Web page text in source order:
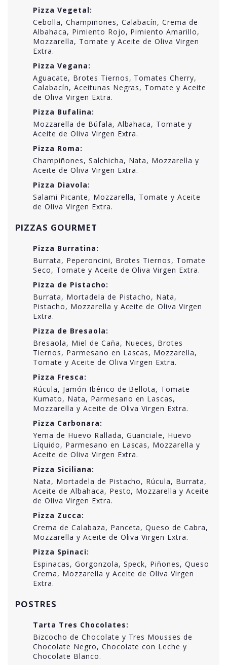
Pizza Vegetal:
Cebolla, Champiñones, Calabacín, Crema de
Albahaca, Pimiento Rojo, Pimiento Amarillo,
Mozzarella, Tomate y Aceite de Oliva Virgen
Extra.
Pizza Vegana:
Aguacate, Brotes Tiernos, Tomates Cherry,
Calabacín, Aceitunas Negras, Tomate y Aceite
de Oliva Virgen Extra.
Pizza Bufalina:
Mozzarella de Búfala, Albahaca, Tomate y
Aceite de Oliva Virgen Extra.
Pizza Roma:
Champiñones, Salchicha, Nata, Mozzarella y
Aceite de Oliva Virgen Extra.
Pizza Diavola:
Salami Picante, Mozzarella, Tomate y Aceite
de Oliva Virgen Extra.
PIZZAS GOURMET
Pizza Burratina:
Burrata, Peperoncini, Brotes Tiernos, Tomate
Seco, Tomate y Aceite de Oliva Virgen Extra.
Pizza de Pistacho:
Burrata, Mortadela de Pistacho, Nata,
Pistacho, Mozzarella y Aceite de Oliva Virgen
Extra.
Pizza de Bresaola:
Bresaola, Miel de Caña, Nueces, Brotes
Tiernos, Parmesano en Lascas, Mozzarella,
Tomate y Aceite de Oliva Virgen Extra.
Pizza Fresca:
Rúcula, Jamón Ibérico de Bellota, Tomate
Kumato, Nata, Parmesano en Lascas,
Mozzarella y Aceite de Oliva Virgen Extra.
Pizza Carbonara:
Yema de Huevo Rallada, Guanciale, Huevo
Líquido, Parmesano en Lascas, Mozzarella y
Aceite de Oliva Virgen Extra.
Pizza Siciliana:
Nata, Mortadela de Pistacho, Rúcula, Burrata,
Aceite de Albahaca, Pesto, Mozzarella y Aceite
de Oliva Virgen Extra.
Pizza Zucca:
Crema de Calabaza, Panceta, Queso de Cabra,
Mozzarella y Aceite de Oliva Virgen Extra.
Pizza Spinaci:
Espinacas, Gorgonzola, Speck, Piñones, Queso
Crema, Mozzarella y Aceite de Oliva Virgen
Extra.
POSTRES
Tarta Tres Chocolates:
Bizcocho de Chocolate y Tres Mousses de
Chocolate Negro, Chocolate con Leche y
Chocolate Blanco.